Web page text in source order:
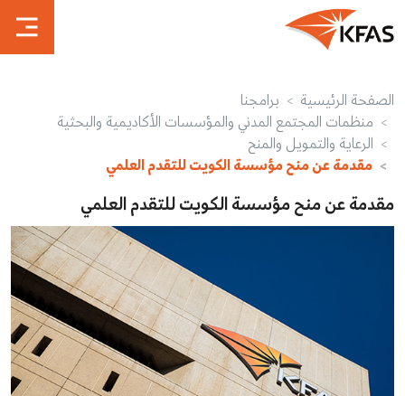
الصفحة الرئيسية
برامجنا
منظمات المجتمع المدني والمؤسسات الأكاديمية والبحثية
الرعاية والتمويل والمنح
مقدمة عن منح مؤسسة الكويت للتقدم العلمي
مقدمة عن منح مؤسسة الكويت للتقدم العلمي